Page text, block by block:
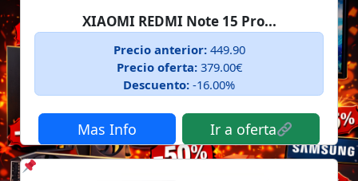
XIAOMI REDMI Note 15 Pro...
Precio anterior:449.90
Precio oferta:379.00€
Descuento: -16.00%
Mas Info Ir a oferta